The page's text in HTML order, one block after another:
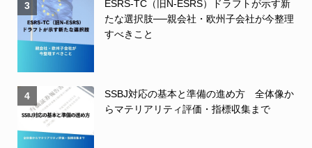
3
ESRS-TC（旧N-ESRS）ドラフトが示す新
たな選択肢──親会社・欧州子会社が今整理
すべきこと
4
SSBJ対応の基本と準備の進め方 全体像か
らマテリアリティ評価・指標収集まで